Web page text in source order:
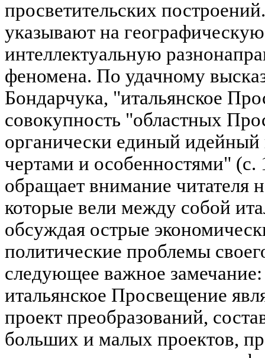
просветительских
указывают на
интеллектуальную
феномена. По удачному
Бондарчука, "итальянское
совокупность "областных
органически единый
чертами и особенностями" (с.
обращает внимание читателя
которые вели между собой
обсуждая острые
политические проблемы
следующее важное
итальянское Просвещение
проект преобразований,
больших и малых проектов,